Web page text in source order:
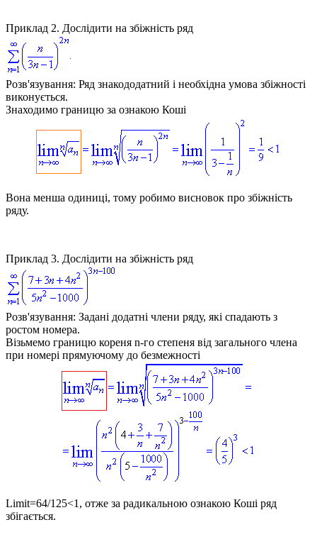
Приклад 2. Дослідити на збіжність ряд
Розв'язування: Ряд знакододатний і необхідна умова збіжності
виконується.
Знаходимо границю за ознакою Коші
Вона менша одиниці, тому робимо висновок про збіжність
ряду.
Приклад 3. Дослідити на збіжність ряд
Розв'язування: Задані додатні члени ряду, які спадають з
ростом номера.
Візьмемо границю кореня n-го степеня від загального члена
при номері прямуючому до безмежності
Limit=64/125<1 , отже за радикальною ознакою Коші ряд
збігається.